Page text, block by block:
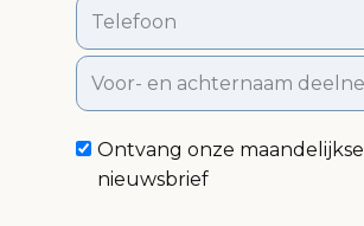
Ontvang onze maandelijkse
nieuwsbrief